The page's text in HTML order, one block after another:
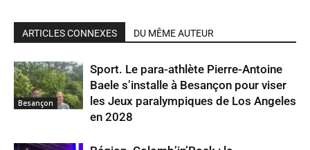
ARTICLES CONNEXES DU MÊME AUTEUR
Besançon
Sport. Le para-athlète Pierre-Antoine
Baele s’installe à Besançon pour viser
les Jeux paralympiques de Los Angeles
en 2028